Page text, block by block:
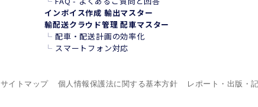
インボイス作成 輸出マスター
輸配送クラウド管理 配車マスター
└ 配車・配送計画の効率化
└ スマートフォン対応
サイトマップ 個人情報保護法に関する基本方針 レポート・出版・